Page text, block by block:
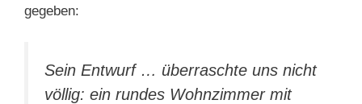
gegeben:
Sein Entwurf … überraschte uns nicht
völlig: ein rundes Wohnzimmer mit